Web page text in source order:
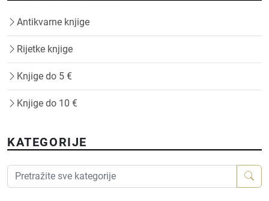
Antikvarne knjige
Rijetke knjige
Knjige do 5 €
Knjige do 10 €
KATEGORIJE